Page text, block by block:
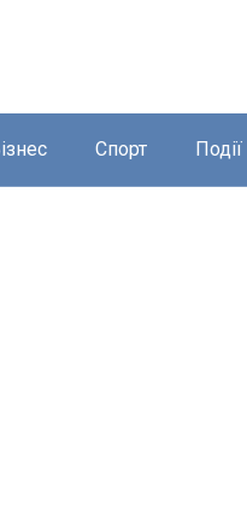
Спорт Події